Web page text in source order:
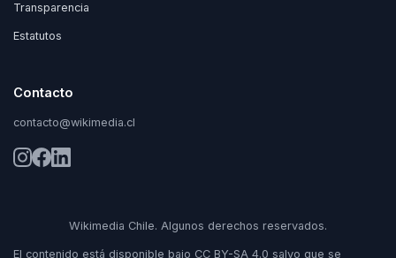
Transparencia
Estatutos
Contacto
contacto@wikimedia.cl
Wikimedia Chile. Algunos derechos reservados.
El contenido está disponible bajo CC BY-SA 4.0 salvo que se